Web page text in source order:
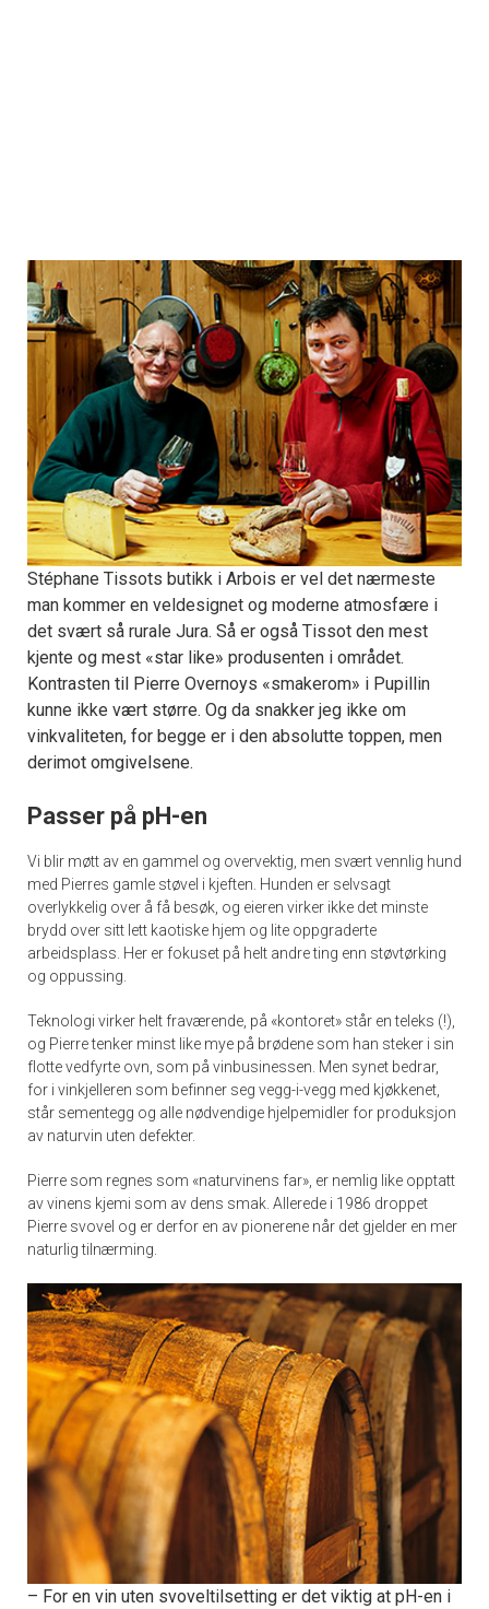
Stéphane Tissots butikk i Arbois er vel det nærmeste
man kommer en veldesignet og moderne atmosfære i
det svært så rurale Jura. Så er også Tissot den mest
kjente og mest «star like» produsenten i området.
Kontrasten til Pierre Overnoys «smakerom» i Pupillin
kunne ikke vært større. Og da snakker jeg ikke om
vinkvaliteten, for begge er i den absolutte toppen, men
derimot omgivelsene.
Passer på pH-en
Vi blir møtt av en gammel og overvektig, men svært vennlig hund
med Pierres gamle støvel i kjeften. Hunden er selvsagt
overlykkelig over å få besøk, og eieren virker ikke det minste
brydd over sitt lett kaotiske hjem og lite oppgraderte
arbeidsplass. Her er fokuset på helt andre ting enn støvtørking
og oppussing.
Teknologi virker helt fraværende, på «kontoret» står en teleks (!),
og Pierre tenker minst like mye på brødene som han steker i sin
flotte vedfyrte ovn, som på vinbusinessen. Men synet bedrar,
for i vinkjelleren som befinner seg vegg-i-vegg med kjøkkenet,
står sementegg og alle nødvendige hjelpemidler for produksjon
av naturvin uten defekter.
Pierre som regnes som «naturvinens far», er nemlig like opptatt
av vinens kjemi som av dens smak. Allerede i 1986 droppet
Pierre svovel og er derfor en av pionerene når det gjelder en mer
naturlig tilnærming.
– For en vin uten svoveltilsetting er det viktig at pH-en i